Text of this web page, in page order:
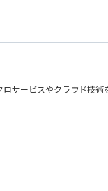
サービスやクラウド技